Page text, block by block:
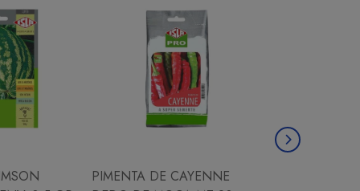
PIMENTA DE CAYENNE